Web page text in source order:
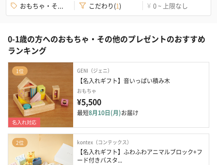
おもちゃ・そ... こだわり(1) ¥ 0 ~ 上限なし
0-1歳の方へのおもちゃ・その他のプレゼントのおすすめ
ランキング
1位
名入れ対応
GENI（ジェニ）
【名入れギフト】音いっぱい積み木
おもちゃ
¥5,500
最短8月10日(月)お届け
2位 kontex（コンテックス）
【名入れギフト】ふわふわアニマルブロック+フ
ード付きバスタ...